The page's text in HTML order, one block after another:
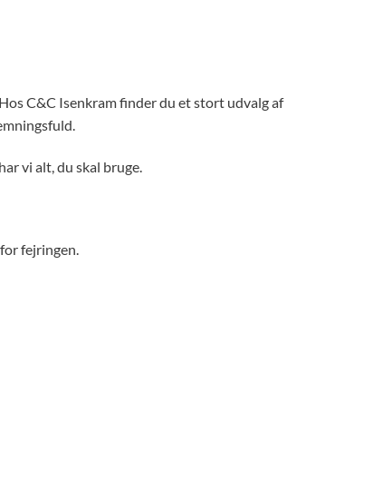
C&C Isenkram finder du et stort udvalg af
vi alt, du skal bruge.
fejringen.